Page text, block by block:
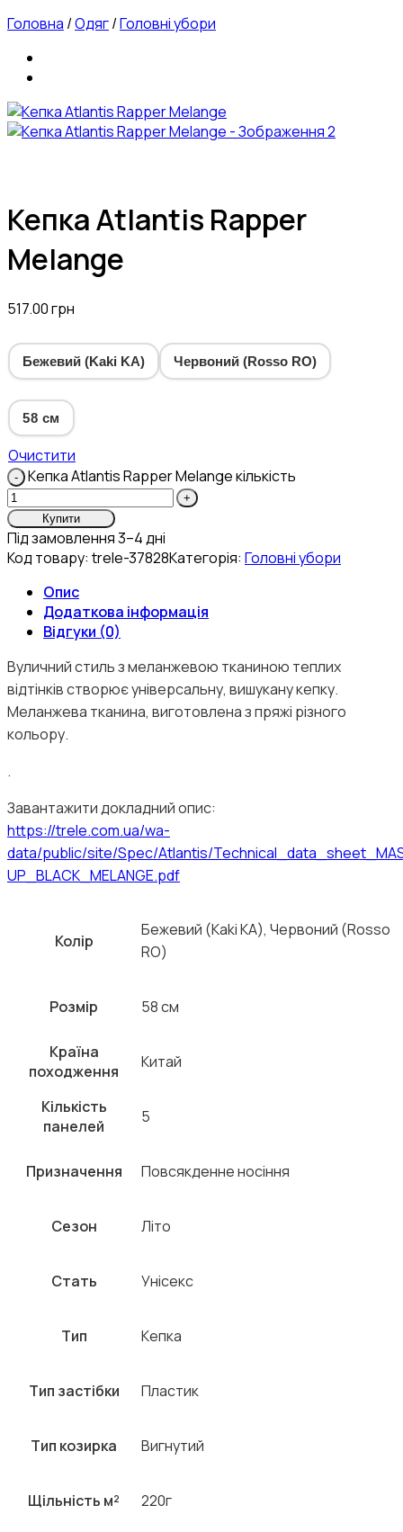
Головна /Одяг/Головні убори
Кепка Atlantis Rapper
Melange
517.00грн
Бежевий (Kaki KA) Червоний (Rosso RO)
58 см
Очистити
Кепка Atlantis Rapper Melange кількість
Купити
Під замовлення 3–4 дні
Код товару:trele-37828Категорія: Головні убори
Опис
Додаткова інформація
Відгуки (0)
Вуличний стиль з меланжевою тканиною теплих
відтінків створює універсальну, вишукану кепку.
Меланжева тканина, виготовлена з пряжі різного
кольору.
.
Завантажити докладний опис:
https://trele.com.ua/wa-
data/public/site/Spec/Atlantis/
UP_BLACK_MELANGE.pdf
Колір
Бежевий (Kaki KA), Червоний (Rosso
RO)
Розмір 58 см
Країна
походження
Китай
Кількість
панелей
5
Призначення Повсякденне носіння
Сезон Літо
Стать Унісекс
Тип Кепка
Тип застібки Пластик
Тип козирка Вигнутий
Щільність м² 220г